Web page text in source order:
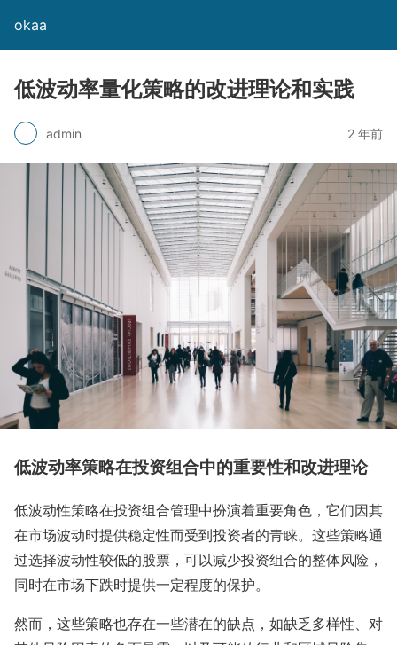
okaa
低波动率量化策略的改进理论和实践
admin 2 年前
低波动率策略在投资组合中的重要性和改进理论
低波动性策略在投资组合管理中扮演着重要角色，它们因其
在市场波动时提供稳定性而受到投资者的青睐。这些策略通
过选择波动性较低的股票，可以减少投资组合的整体风险，
同时在市场下跌时提供一定程度的保护。
然而，这些策略也存在一些潜在的缺点，如缺乏多样性、对